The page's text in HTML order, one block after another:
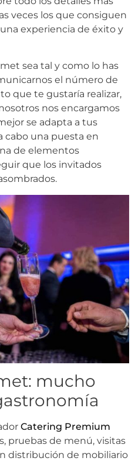
veces los que consiguen
experiencia de éxito y
sea tal y como lo has
el número de
que te gustaría realizar,
nos encargamos
se adapta a tus
cabo una puesta en
de elementos
que los invitados
mucho
Catering Premium
pruebas de menú, visitas
distribución de mobiliario